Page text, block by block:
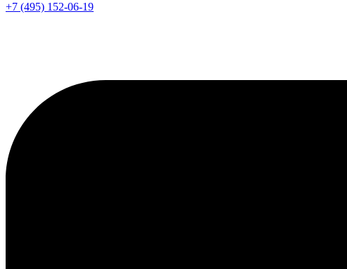
+7 (495) 152-06-19